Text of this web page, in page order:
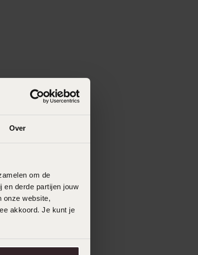
Over
om de
en derde partijen jouw
onze website,
akkoord. Je kunt je